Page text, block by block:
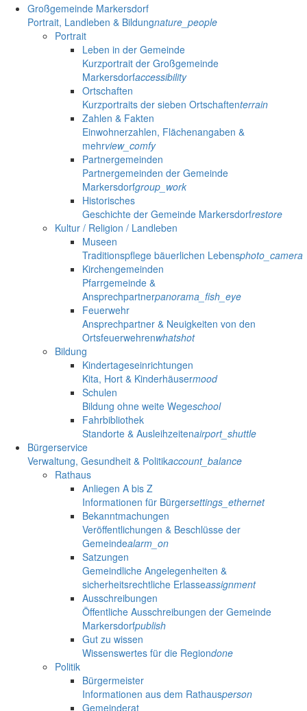
Großgemeinde Markersdorf
Portrait, Landleben & Bildungnature_people
Portrait
Leben in der Gemeinde
Kurzportrait der Großgemeinde
Markersdorfaccessibility
Ortschaften
Kurzportraits der sieben Ortschaftenterrain
Zahlen & Fakten
Einwohnerzahlen, Flächenangaben &
mehrview_comfy
Partnergemeinden
Partnergemeinden der Gemeinde
Markersdorfgroup_work
Historisches
Geschichte der Gemeinde Markersdorfrestore
Kultur / Religion / Landleben
Museen
Traditionspflege bäuerlichen Lebensphoto_camera
Kirchengemeinden
Pfarrgemeinde &
Ansprechpartnerpanorama_fish_eye
Feuerwehr
Ansprechpartner & Neuigkeiten von den
Ortsfeuerwehrenwhatshot
Bildung
Kindertageseinrichtungen
Kita, Hort & Kinderhäusermood
Schulen
Bildung ohne weite Wegeschool
Fahrbibliothek
Standorte & Ausleihzeitenairport_shuttle
Bürgerservice
Verwaltung, Gesundheit & Politikaccount_balance
Rathaus
Anliegen A bis Z
Informationen für Bürgersettings_ethernet
Bekanntmachungen
Veröffentlichungen & Beschlüsse der
Gemeindealarm_on
Satzungen
Gemeindliche Angelegenheiten &
sicherheitsrechtliche Erlasseassignment
Ausschreibungen
Öffentliche Ausschreibungen der Gemeinde
Markersdorfpublish
Gut zu wissen
Wissenswertes für die Regiondone
Politik
Bürgermeister
Informationen aus dem Rathausperson
Gemeinderat